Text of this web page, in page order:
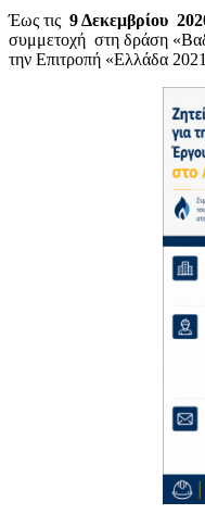
Έως τις 9 Δεκεμβρίου
συμμετοχή στη δράση
την Επιτροπή «Ελλάδα